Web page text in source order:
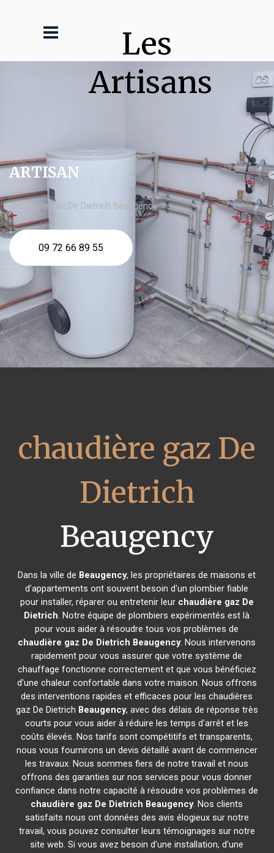
Les
Artisans
ARTISAN
chaudière gaz De Dietrich Beaugency
09 72 66 89 55
chaudière gaz De
Dietrich
Beaugency
Dans la ville de Beaugency, les propriétaires de maisons et
d'appartements ont souvent besoin d'un plombier fiable
pour installer, réparer ou entretenir leur chaudière gaz De
Dietrich. Notre équipe de plombiers expérimentés est là
pour vous aider à résoudre tous vos problèmes de
chaudière gaz De Dietrich Beaugency. Nous intervenons
rapidement pour vous assurer que votre système de
chauffage fonctionne correctement et que vous bénéficiez
d'une chaleur confortable dans votre maison. Nous offrons
des interventions rapides et efficaces pour les chaudières
gaz De Dietrich Beaugency, avec des délais de réponse très
courts pour vous aider à réduire les temps d'arrêt et les
coûts élevés. Nos tarifs sont compétitifs et transparents,
nous vous fournirons un devis détaillé avant de commencer
les travaux. Nous sommes fiers de notre travail et nous
offrons des garanties sur nos services pour vous donner
confiance dans notre capacité à résoudre vos problèmes de
chaudière gaz De Dietrich Beaugency. Nos clients
satisfaits nous ont données des avis élogieux sur notre
travail, vous pouvez consulter leurs témoignages sur notre
site web. Si vous avez besoin d'une installation, d'une